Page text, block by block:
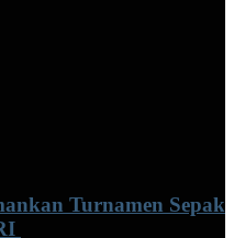
Turnamen Sepak